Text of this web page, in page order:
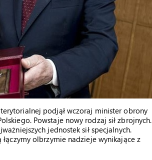
terytorialnej podjął wczoraj minister obrony
Powstaje nowy rodzaj sił zbrojnych.
jednostek sił specjalnych.
olbrzymie nadzieje wynikające z